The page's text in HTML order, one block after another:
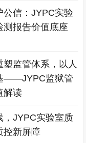
公信：JYPC实验
测报告价值底座
监管体系，以人
——JYPC监狱管
解读
，JYPC实验室质
控新屏障